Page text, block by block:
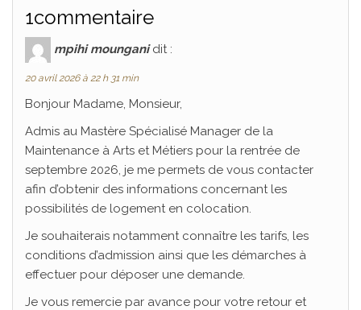
1commentaire
mpihi moungani dit :
20 avril 2026 à 22 h 31 min
Bonjour Madame, Monsieur,
Admis au Mastère Spécialisé Manager de la
Maintenance à Arts et Métiers pour la rentrée de
septembre 2026, je me permets de vous contacter
afin d’obtenir des informations concernant les
possibilités de logement en colocation.
Je souhaiterais notamment connaître les tarifs, les
conditions d’admission ainsi que les démarches à
effectuer pour déposer une demande.
Je vous remercie par avance pour votre retour et